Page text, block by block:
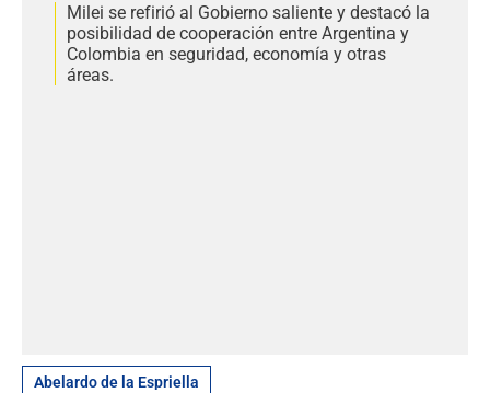
Milei se refirió al Gobierno saliente y destacó la
posibilidad de cooperación entre Argentina y
Colombia en seguridad, economía y otras
áreas.
Abelardo de la Espriella